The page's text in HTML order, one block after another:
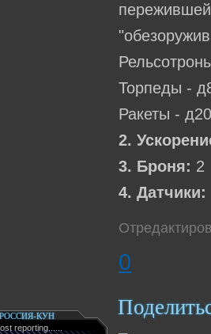
Торпеды -
Ракеты -
2.
3. Броня: 2
4. Датчики:
0
РОССИЯ-КУН
reporting......